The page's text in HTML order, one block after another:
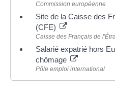
Commission européenne
Site de la Caisse des
(CFE)
Caisse des Français de
Salarié expatrié hors
chômage
Pôle emploi international